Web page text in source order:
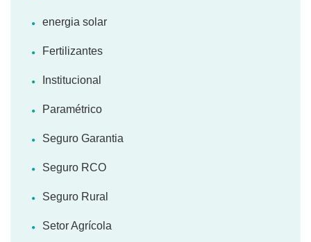
energia solar
Fertilizantes
Institucional
Paramétrico
Seguro Garantia
Seguro RCO
Seguro Rural
Setor Agrícola